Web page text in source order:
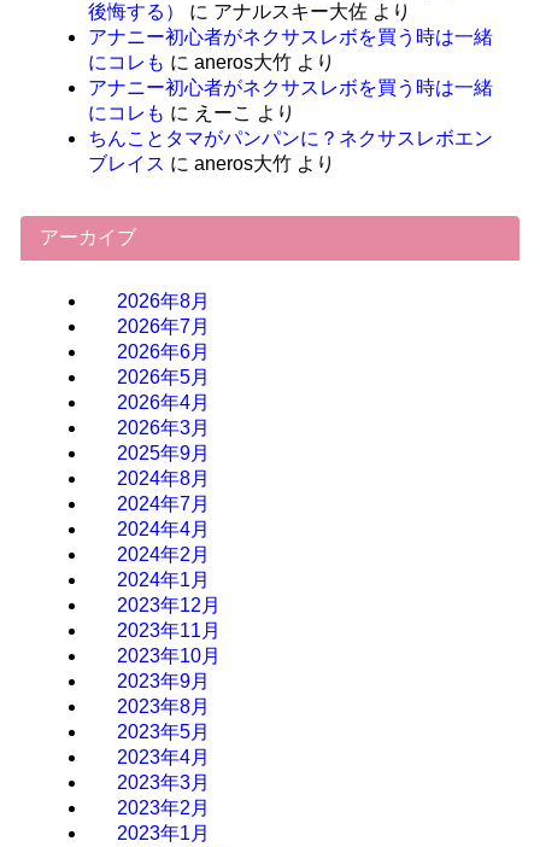
後悔する）
に アナルスキー大佐より
アナニー初心者がネクサスレボを買う時は一緒
にコレも に aneros大竹より
アナニー初心者がネクサスレボを買う時は一緒
にコレも に えーこ より
ちんことタマがパンパンに？ネクサスレボエン
ブレイス に aneros大竹より
アーカイブ
2026年8月
2026年7月
2026年6月
2026年5月
2026年4月
2026年3月
2025年9月
2024年8月
2024年7月
2024年4月
2024年2月
2024年1月
2023年12月
2023年11月
2023年10月
2023年9月
2023年8月
2023年5月
2023年4月
2023年3月
2023年2月
2023年1月